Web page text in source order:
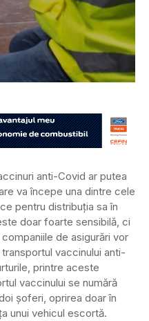
anti-Covid ar putea
va începe una dintre cele
pentru distribuția sa în
doar foarte sensibilă, ci
de asigurări vor
vaccinului anti-
printre aceste
vaccinului se numără
șoferi, oprirea doar în
unui vehicul escortă.